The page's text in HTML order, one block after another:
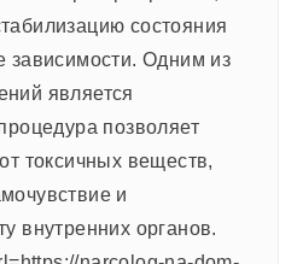
состояния
зависимости. Одним из
является
позволяет
токсичных веществ,
и
внутренних органов.